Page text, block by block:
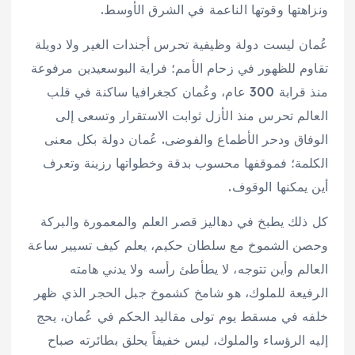
ونزاهتها وقوتها الناعمة في الشرق الأوسط.
عُمان ليست دولة وظيفية تحرس أجندات الغير ولا دويلة
تقاوم للظهور في زحام الأمم؛ فراية البوسعيدين مرفوعة
منذ قرابة 300 عام، وعُمان كجغرافيا ساكنة في قلب
العالم تحرس منذ الأزل ثوابت الاستقرار وتسعى إلى
الوفاق ودحر الأطماع والفوضى. عُمان دولة بكل معنى
الكلمة؛ فموقفها محسوب بدقة وخطواتها رزينة وتعرف
أين يمكنها الوقوف.
كل ذلك يطبخ في دهاليز قصر العلم والمعمورة والبركة
وحصن الشموخ مع سلطان حكيم، يعلم كيف تسيير ساعة
العالم وأين تتوجه، لا يطأطئ رأسه ولا يدني هامته
الرفيعة للملوك، هو شامخ كشموخ جبل الحجر الذي ظهر
خلفه في مسقط يوم تولى مقاليد الحكم في عُمان، يحج
إليه الرؤساء والملوك، ليس خفيفاً يحلق بطائرته صباح